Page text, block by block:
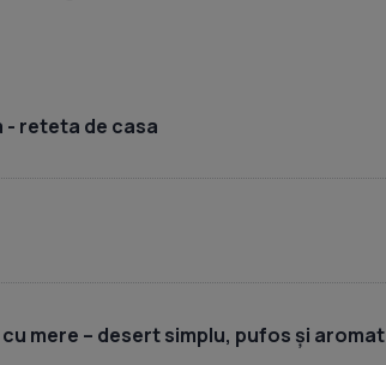
- reteta de casa
mere – desert simplu, pufos și aromat